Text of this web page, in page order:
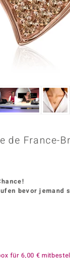
de France-
bevor jemand
für6,00 €